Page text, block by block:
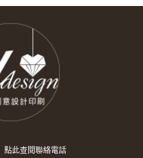
點此查閱聯絡電話